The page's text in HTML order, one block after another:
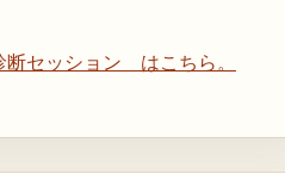
断セッション はこちら。